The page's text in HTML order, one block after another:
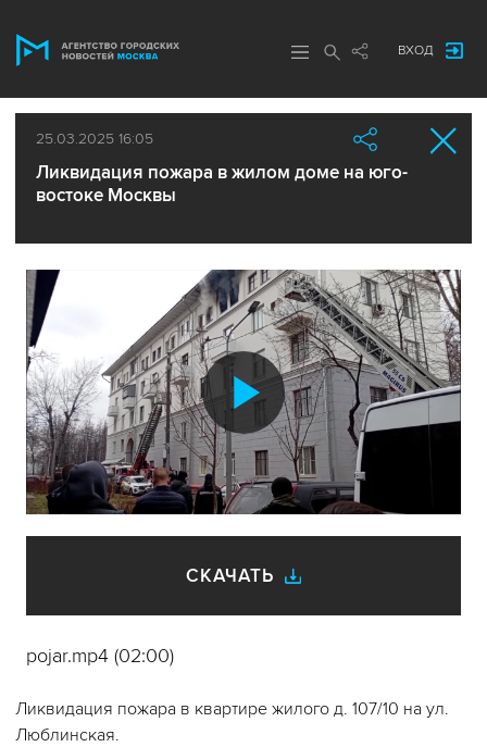
ВХОД
25.03.2025 16:05
Ликвидация пожара в жилом доме на юго-
востоке Москвы
видео
СКАЧАТЬ
pojar.mp4 (02:00)
Ликвидация пожара в квартире жилого д. 107/10 на ул.
Люблинская.